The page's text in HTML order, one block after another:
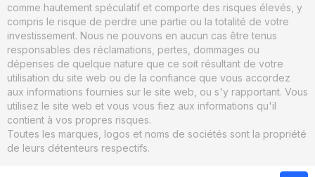
comme hautement spéculatif et comporte des risques élevés, y
compris le risque de perdre une partie ou la totalité de votre
investissement. Nous ne pouvons en aucun cas être tenus
responsables des réclamations, pertes, dommages ou
dépenses de quelque nature que ce soit résultant de votre
utilisation du site web ou de la confiance que vous accordez
aux informations fournies sur le site web, ou s'y rapportant. Vous
utilisez le site web et vous vous fiez aux informations qu'il
contient à vos propres risques.
Toutes les marques, logos et noms de sociétés sont la propriété
de leurs détenteurs respectifs.